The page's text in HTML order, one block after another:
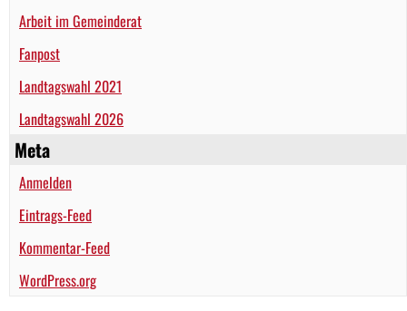
Arbeit im Gemeinderat
Fanpost
Landtagswahl 2021
Landtagswahl 2026
Meta
Anmelden
Eintrags-Feed
Kommentar-Feed
WordPress.org